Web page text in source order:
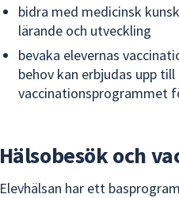
bidra med medicinsk
lärande och utveckling
bevaka elevernas
behov kan erbjudas upp
vaccinationsprogrammet
Hälsobesök och
Elevhälsan har ett